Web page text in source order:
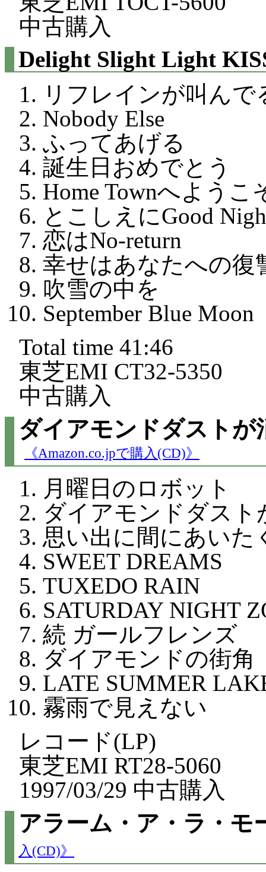
中古購入
Delight Slight Light
リフレインが叫んで
Nobody Else
ふってあげる
誕生日おめでとう
Home Townへようこ
とこしえにGood
恋はNo-return
幸せはあなたへの復
吹雪の中を
September Blue Moon
Total time 41:46
東芝EMI CT32-5350
中古購入
ダイアモンドダストが
《Amazon.co.jpで購入(CD)》
月曜日のロボット
ダイアモンドダスト
思い出に間にあいた
SWEET DREAMS
TUXEDO RAIN
SATURDAY NIGHT
続 ガールフレンズ
ダイアモンドの街角
LATE SUMMER
霧雨で見えない
レコード(LP)
東芝EMI RT28-5060
1997/03/29 中古購入
アラーム・ア・ラ・モ
入(CD)》